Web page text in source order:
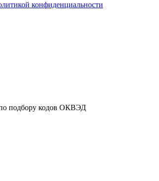
конфиденциальности
подбору кодов ОКВЭД